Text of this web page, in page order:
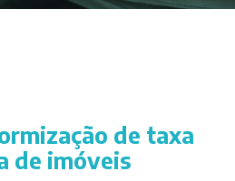
de taxa
de imóveis